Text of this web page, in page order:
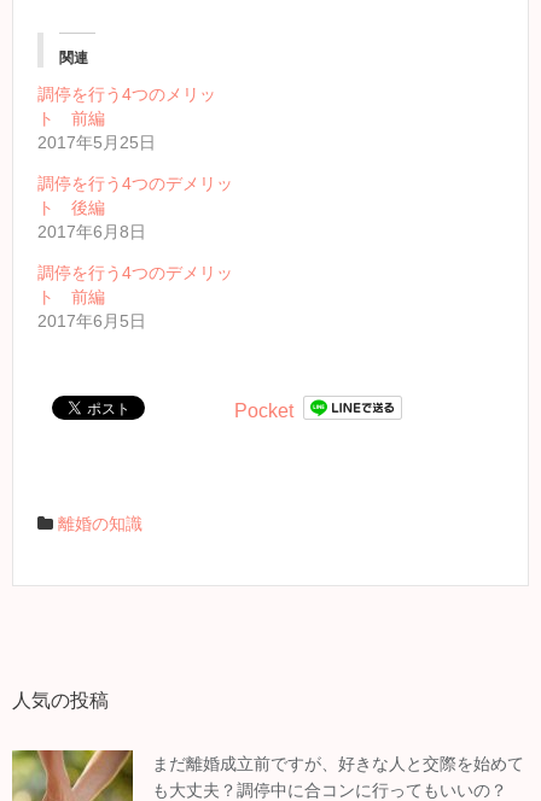
関連
調停を行う4つのメリッ
ト 前編
2017年5月25日
調停を行う4つのデメリッ
ト 後編
2017年6月8日
調停を行う4つのデメリッ
ト 前編
2017年6月5日
Pocket
離婚の知識
人気の投稿
まだ離婚成立前ですが、好きな人と交際を始めて
も大丈夫？調停中に合コンに行ってもいいの？